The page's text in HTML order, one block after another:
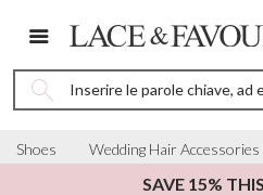
Inserire le parole chiave, ad
Shoes Wedding Hair Accessories
SAVE 15%